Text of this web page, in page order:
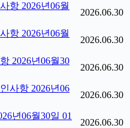
항 2026년06월
2026.06.30
항 2026년06월
2026.06.30
2026년06월30
2026.06.30
사항 2026년06
2026.06.30
년06월30일 01
2026.06.30